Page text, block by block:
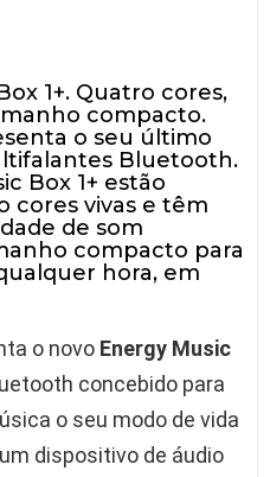
1+. Quatro cores,
compacto.
o seu último
Bluetooth.
Box 1+ estão
cores vivas e têm
de som
compacto para
hora, em
o novo Energy Music
concebido para
o seu modo de vida
dispositivo de áudio